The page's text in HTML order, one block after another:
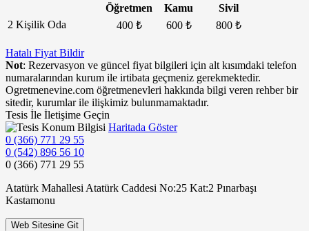
Öğretmen
Kamu
Sivil
2 Kişilik Oda
400 ₺ 600 ₺ 800 ₺
Hatalı Fiyat Bildir
Not: Rezervasyon ve güncel fiyat bilgileri için alt kısımdaki telefon
numaralarından kurum ile irtibata geçmeniz gerekmektedir.
Ogretmenevine.com öğretmenevleri hakkında bilgi veren rehber bir
sitedir, kurumlar ile ilişkimiz bulunmamaktadır.
Tesis İle İletişime Geçin
Haritada Göster
0 (366) 771 29 55
0 (542) 896 56 10
0 (366) 771 29 55
Atatürk Mahallesi Atatürk Caddesi No:25 Kat:2 Pınarbaşı
Kastamonu
Web Sitesine Git